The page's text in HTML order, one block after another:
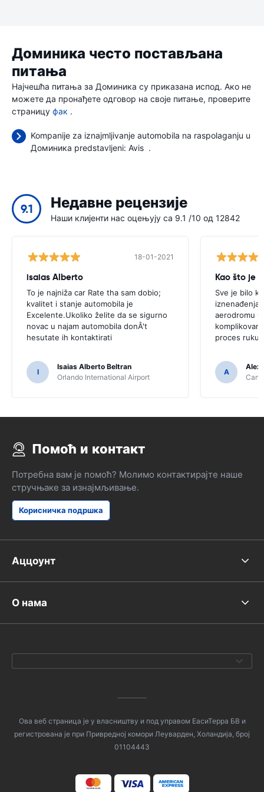
Доминика често постављана
питања
Најчешћа питања за Доминика су приказана испод. Ако не
можете да пронађете одговор на своје питање, проверите
страницу фак .
Kompanije za iznajmljivanje automobila na raspolaganju u
Доминика predstavljeni: Avis .
9.1 Недавне рецензије
Наши клијенти нас оцењују са 9.1 /10 од 12842
18-01-2021
isaias Alberto
To je najniža car Rate tha sam dobio;
kvalitet i stanje automobila je
Excelente.Ukoliko želite da se sigurno
novac u najam automobila donÂ't
hesutate ih kontaktirati
I
Isaias Alberto Beltran
Orlando International Airport
Kao što je
Sve je bilo
aerodromu
proces
A
Alex
Помоћ и контакт
Потребна вам је помоћ? Молимо контактирајте наше
стручњаке за изнајмљивање.
Корисничка подршка
Аццоунт
О нама
Ова веб страница је у власништву и под управом ЕасиТерра БВ и
регистрована је при Привредној комори Леуварден, Холандија, број
01104443